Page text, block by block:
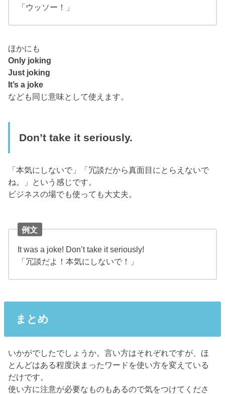
「ウッソー！」
ほかにも
Only joking
Just joking
It’s a joke
なども同じ意味として使えます。
Don’t take it seriously.
「本気にしないで」「冗談だから真面目にとらえないで
ね。」という感じです。
ビジネスの場でも使っても大丈夫。
例文
It was a joke! Don’t take it seriously!
「冗談だよ！本気にしないで！」
まとめ
いかがでしたでしょうか。言い方はそれぞれですが、ほ
とんどはある程度決まったワードを使い方を変えている
だけです。
使い方に注意が必要なものもあるので気をつけてくださ